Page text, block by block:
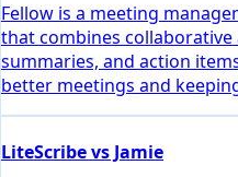
Fellow is a meeting
that combines collaborative
summaries, and action
better meetings and
LiteScribe vs Jamie